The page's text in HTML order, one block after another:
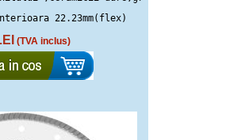
22.23mm(flex)
(TVA inclus)